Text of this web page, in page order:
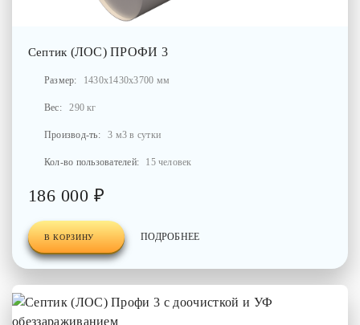
Септик (ЛОС) ПРОФИ 3
Размер: 1430x1430x3700 мм
Вес: 290 кг
Производ-ть: 3 м3 в сутки
Кол-во пользователей: 15 человек
186 000 ₽
В КОРЗИНУ ПОДРОБНЕЕ